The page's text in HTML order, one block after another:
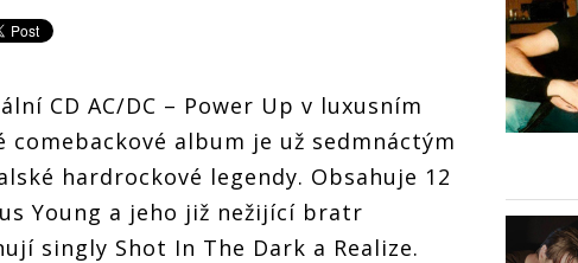
CD AC/DC – Power Up v luxusním
comebackové album je už sedmnáctým
hardrockové legendy. Obsahuje 12
Young a jeho již nežijící bratr
singly Shot In The Dark a Realize.